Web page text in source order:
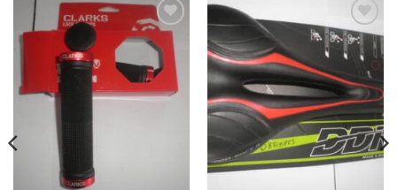
Προσθήκη
στη Λίστα
Επιθυμιών
Προσθήκη
στη Λίστα
Επιθυμιών